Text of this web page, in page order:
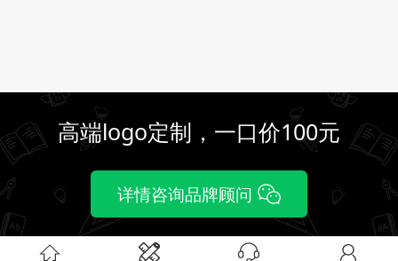
高端logo定制，一口价100元
详情咨询品牌顾问